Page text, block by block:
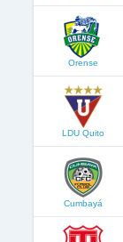
Orense
LDU Quito
Cumbayá